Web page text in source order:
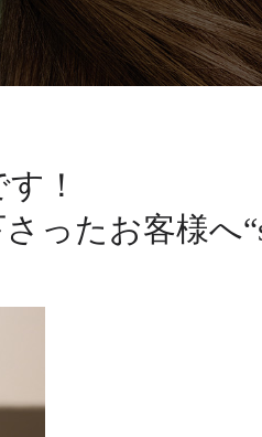
！
ったお客様へ